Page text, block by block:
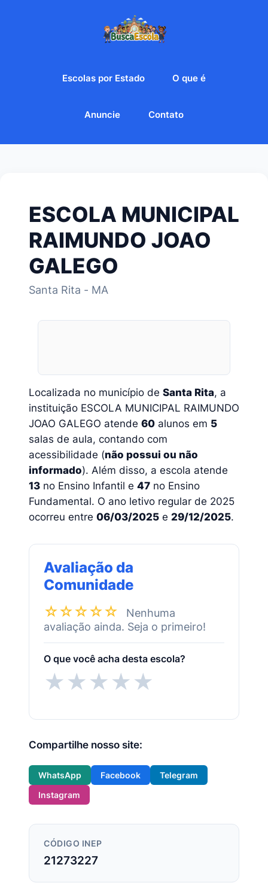
Escolas por Estado O que é
Anuncie Contato
ESCOLA MUNICIPAL
RAIMUNDO JOAO
GALEGO
Santa Rita - MA
Localizada no município de Santa Rita, a
instituição ESCOLA MUNICIPAL RAIMUNDO
JOAO GALEGO atende 60 alunos em 5
salas de aula, contando com
acessibilidade (não possui ou não
informado). Além disso, a escola atende
13 no Ensino Infantil e 47 no Ensino
Fundamental. O ano letivo regular de 2025
ocorreu entre 06/03/2025 e 29/12/2025.
Avaliação da
Comunidade
☆☆☆☆☆
Nenhuma
avaliação ainda. Seja o primeiro!
O que você acha desta escola?
★★★★★
Compartilhe nosso site:
WhatsApp Facebook
Telegram
Instagram
CÓDIGO INEP
21273227